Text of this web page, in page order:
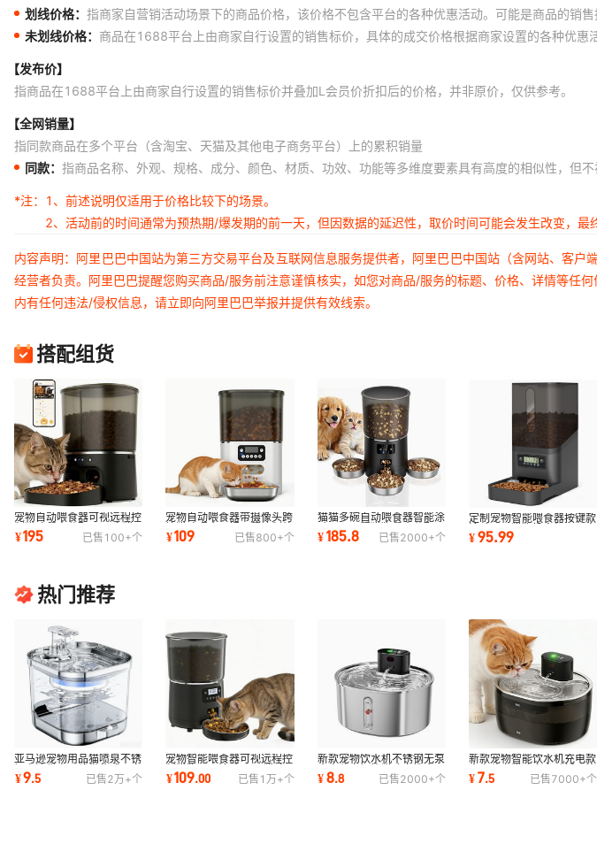
白色WIFI款4L 日规适配器 19.40
白色WIFI款4L 韩规适配器 19.40
白色WIFI款4L
黑色WIFI款4L 国规适配器
黑色WIFI款4L 美规适配器 19.40
黑色WIFI款4L 欧规适配器
黑色WIFI款4L 英规适配器 19.40
黑色WIFI款4L 韩规适配器
划线价格： 指商家自营销活动场景下的商品价格，该价格不包含平台的各种优惠活动。可能是商品的销
未划线价格： 商品在1688平台上由商家自行设置的销售标价，具体的成交价格根据商家设置的各种优惠
【发布价】
指商品在1688平台上由商家自行设置的销售标价并叠加L会员价折扣后的价格，并非原价，仅供参考。
【全网销量】
指同款商品在多个平台（含淘宝、天猫及其他电子商务平台）上的累积销量
同款： 指商品名称、外观、规格、成分、颜色、材质、功效、功能等多维度要素具有高度的相似性，但
*注：
1、前述说明仅适用于价格比较下的场景。
2、活动前的时间通常为预热期/爆发期的前一天，但因数据的延迟性，取价时间可能会发生改变，最
内容声明：阿里巴巴中国站为第三方交易平台及互联网信息服务提供者，阿里巴巴中国站（含网站、客
经营者负责。阿里巴巴提醒您购买商品/服务前注意谨慎核实，如您对商品/服务的标题、价格、详情等任
内有任何违法/侵权信息，请立即向阿里巴巴举报并提供有效线索。
搭配组货
宠物自动喂食器可视远程控
制猫咪餐食分配器8L多猫
宠物多猫用厂家
¥195 已售 100+个
宠物自动喂食器带摄像头跨
境猫咪喂食可视远程控制外
贸宠物用品厂
¥109 已售800+个
猫猫多碗自动喂食器智能涂
鸦WIFI远程猫狗餐食分配器
6L多猫宠物用
¥185.8 已售2000+个
定制宠物智能喂食器按键款
涂鸦APP猫狗投食机WIFI定
时自动
¥95.99
热门推荐
亚马逊宠物用品猫喷泉不锈
钢电池供电无线带传感器自
动循环饮水机
¥9.5 已售2万+个
宠物智能喂食器可视远程控
制猫狗用品涂鸦APP 猫咪
自动喂食器跨境
¥109.00 已售 1万+个
新款宠物饮水机不锈钢无泵
水电分离智能猫喷泉饮水器
充电款猫用品
¥8.8 已售2000+个
新款宠物智能饮水机充电款
水电分离猫喷泉自动循环饮
水器猫咪用品
¥7.5 已售7000+个